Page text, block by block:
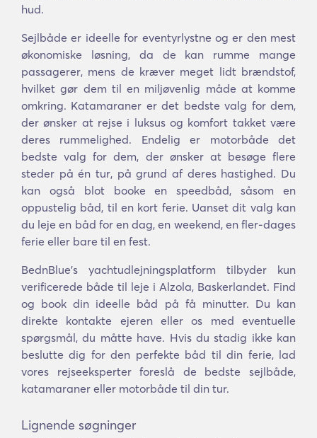
hud.
Sejlbåde er ideelle for eventyrlystne og er den mest
økonomiske løsning, da de kan rumme mange
passagerer, mens de kræver meget lidt brændstof,
hvilket gør dem til en miljøvenlig måde at komme
omkring. Katamaraner er det bedste valg for dem,
der ønsker at rejse i luksus og komfort takket være
deres rummelighed. Endelig er motorbåde det
bedste valg for dem, der ønsker at besøge flere
steder på én tur, på grund af deres hastighed. Du
kan også blot booke en speedbåd, såsom en
oppustelig båd, til en kort ferie. Uanset dit valg kan
du leje en båd for en dag, en weekend, en fler-dages
ferie eller bare til en fest.
BednBlue's yachtudlejningsplatform tilbyder kun
verificerede både til leje i Alzola, Baskerlandet. Find
og book din ideelle båd på få minutter. Du kan
direkte kontakte ejeren eller os med eventuelle
spørgsmål, du måtte have. Hvis du stadig ikke kan
beslutte dig for den perfekte båd til din ferie, lad
vores rejseeksperter foreslå de bedste sejlbåde,
katamaraner eller motorbåde til din tur.
Lignende søgninger